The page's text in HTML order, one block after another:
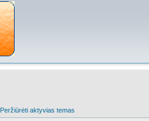
Peržiūrėti aktyvias temas